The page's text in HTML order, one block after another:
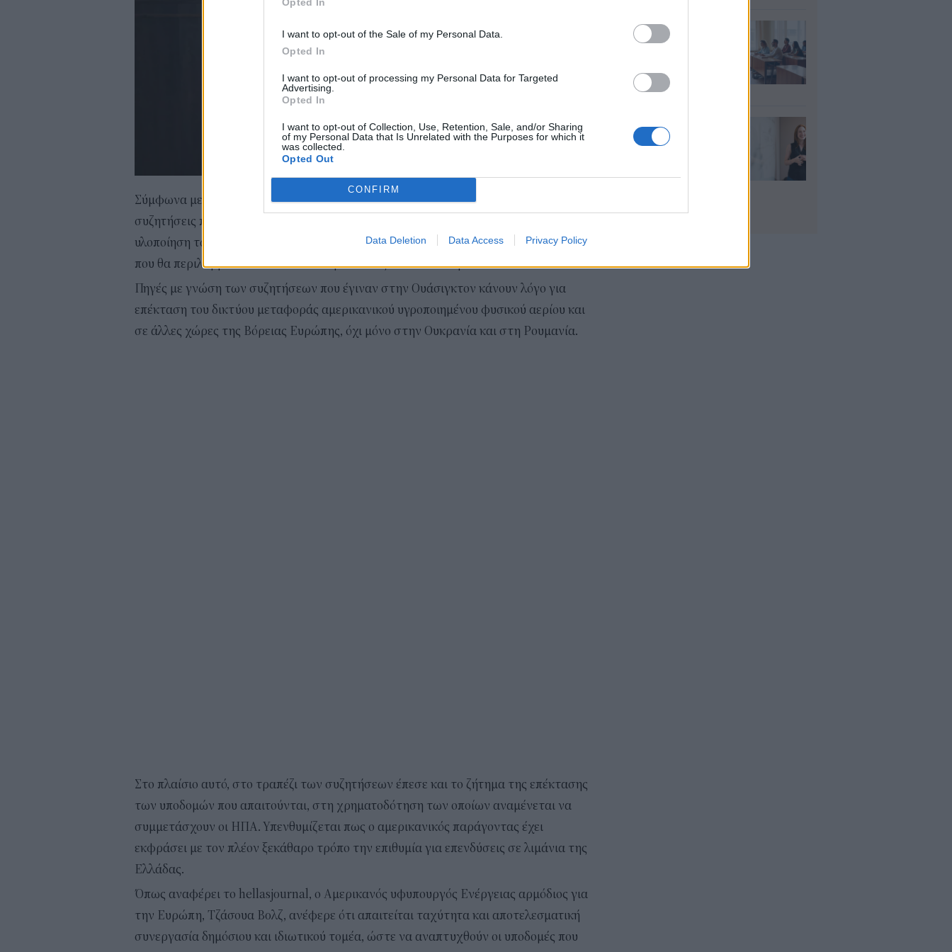
I want to opt-out of the Sale of my Personal Data.
Opted In
I want to opt-out of processing my Personal Data for Targeted
Advertising.
Opted In
I want to opt-out of Collection, Use, Retention, Sale, and/or Sharing
of my Personal Data that Is Unrelated with the Purposes for which it
was collected.
Opted Out
CONFIRM
Data Deletion Data Access Privacy Policy
Σύμφωνα με το hellasjournal, οι συναντήσεις έλαβαν χώρα στον Λευκό Οίκο και οι
συζητήσεις που είχε ο επικεφαλής του Ομίλου AKTOR επικεντρώθηκαν τόσο στην
υλοποίηση των συμφωνιών που έχουν ήδη υπογραφεί, όσο και στα επόμενα βήματα,
που θα περιλαμβάνουν νέα deals ανάμεσα στις ΗΠΑ και στην Ελλάδα.
Πηγές με γνώση των συζητήσεων που έγιναν στην Ουάσιγκτον κάνουν λόγο για
επέκταση του δικτύου μεταφοράς αμερικανικού υγροποιημένου φυσικού αερίου και
σε άλλες χώρες της Βόρειας Ευρώπης, όχι μόνο στην Ουκρανία και στη Ρουμανία.
Στο πλαίσιο αυτό, στο τραπέζι των συζητήσεων έπεσε και το ζήτημα της επέκτασης
των υποδομών που απαιτούνται, στη χρηματοδότηση των οποίων αναμένεται να
συμμετάσχουν οι ΗΠΑ. Υπενθυμίζεται πως ο αμερικανικός παράγοντας έχει
εκφράσει με τον πλέον ξεκάθαρο τρόπο την επιθυμία για επενδύσεις σε λιμάνια της
Ελλάδας.
Όπως αναφέρει το hellasjournal, ο Αμερικανός υφυπουργός Ενέργειας αρμόδιος για
την Ευρώπη, Τζάσουα Βoλζ, ανέφερε ότι απαιτείται ταχύτητα και αποτελεσματική
συνεργασία δημόσιου και ιδιωτικού τομέα, ώστε να αναπτυχθούν οι υποδομές που
Εκπαιδευτικοί: Αύριο
(5/8) ξεκινούν οι
μόνιμους διορισμούς
04 Αυγ 2026
Διορισμοί
εκπαιδευτικών 2026: